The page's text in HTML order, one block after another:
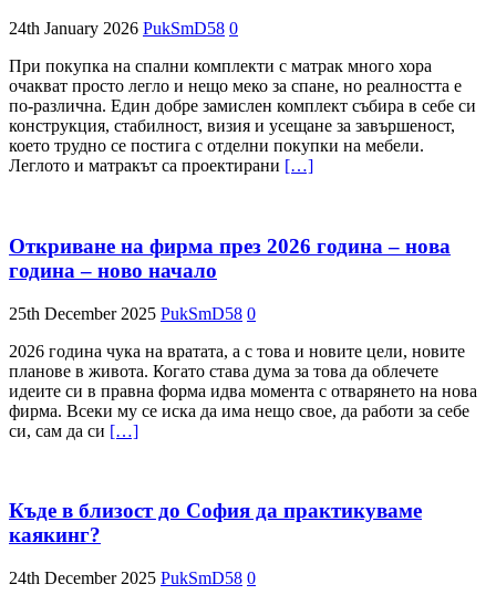
24th January 2026 PukSmD58 0
При покупка на спални комплекти с матрак много хора
очакват просто легло и нещо меко за спане, но реалността е
по-различна. Един добре замислен комплект събира в себе си
конструкция, стабилност, визия и усещане за завършеност,
което трудно се постига с отделни покупки на мебели.
Леглото и матракът са проектирани […]
Откриване на фирма през 2026 година – нова
година – ново начало
25th December 2025 PukSmD58 0
2026 година чука на вратата, а с това и новите цели, новите
планове в живота. Когато става дума за това да облечете
идеите си в правна форма идва момента с отварянето на нова
фирма. Всеки му се иска да има нещо свое, да работи за себе
си, сам да си […]
Къде в близост до София да практикуваме
каякинг?
24th December 2025 PukSmD58 0